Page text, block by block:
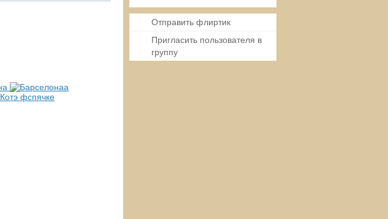
Отправить флиртик
Пригласить пользователя в
группу